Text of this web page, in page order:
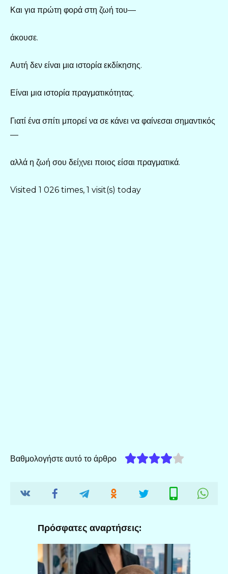
Και για πρώτη φορά στη ζωή του—
άκουσε.
Αυτή δεν είναι μια ιστορία εκδίκησης.
Είναι μια ιστορία πραγματικότητας.
Γιατί ένα σπίτι μπορεί να σε κάνει να φαίνεσαι σημαντικός
—
αλλά η ζωή σου δείχνει ποιος είσαι πραγματικά.
Visited 1 026 times, 1 visit(s) today
Βαθμολογήστε αυτό το άρθρο
Πρόσφατες αναρτήσεις: